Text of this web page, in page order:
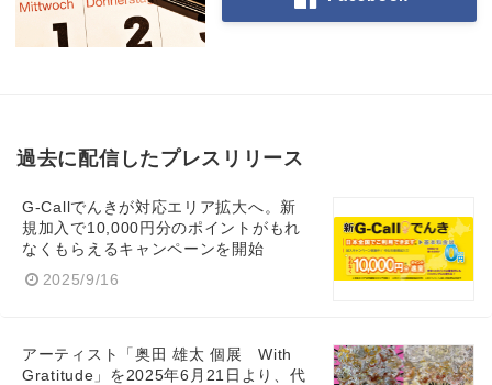
過去に配信したプレスリリース
G-Callでんきが対応エリア拡大へ。新
規加入で10,000円分のポイントがもれ
なくもらえるキャンペーンを開始
2025/9/16
アーティスト「奥田 雄太 個展 With
Gratitude」を2025年6月21日より、代